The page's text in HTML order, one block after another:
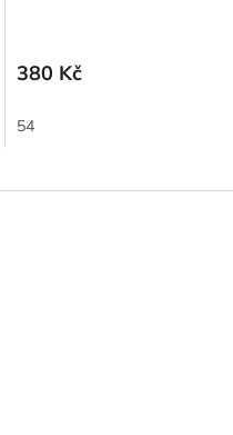
380 Kč
54